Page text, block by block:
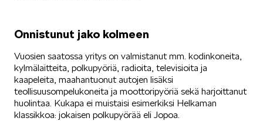
RALLI
Onnistunut jako kolmeen
Vuosien saatossa yritys on valmistanut mm. kodinkoneita,
kylmälaitteita, polkupyöriä, radioita, televisioita ja
kaapeleita, maahantuonut autojen lisäksi
teollisuusompelukoneita ja moottoripyöriä sekä harjoittanut
huolintaa. Kukapa ei muistaisi esimerkiksi Helkaman
klassikkoa: jokaisen polkupyörää eli Jopoa.